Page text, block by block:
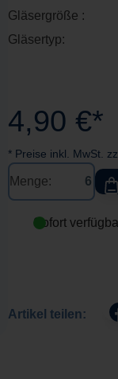
Gläsergröße :
Gläsertyp:
4,90 €*
* Preise inkl. MwSt.
Menge:
Sofort
Artikel teilen: